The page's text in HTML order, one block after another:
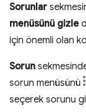
Sorunlar
menüsünü gizle
için önemli olan
Sorun
sorun menüsünü
seçerek sorunu